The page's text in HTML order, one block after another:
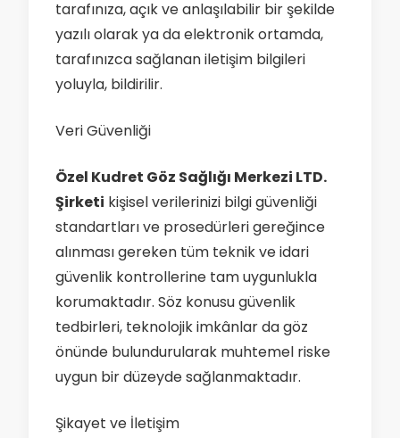
tarafınıza, açık ve anlaşılabilir bir şekilde
yazılı olarak ya da elektronik ortamda,
tarafınızca sağlanan iletişim bilgileri
yoluyla, bildirilir.
Veri Güvenliği
Özel Kudret Göz Sağlığı Merkezi LTD.
Şirketi kişisel verilerinizi bilgi güvenliği
standartları ve prosedürleri gereğince
alınması gereken tüm teknik ve idari
güvenlik kontrollerine tam uygunlukla
korumaktadır. Söz konusu güvenlik
tedbirleri, teknolojik imkânlar da göz
önünde bulundurularak muhtemel riske
uygun bir düzeyde sağlanmaktadır.
Şikayet ve İletişim